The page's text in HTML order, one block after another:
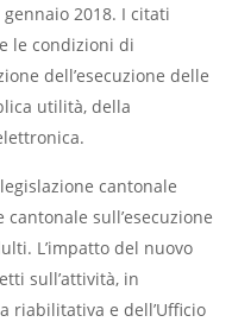
2018. I citati
le condizioni di
dell’esecuzione delle
utilità, della
cantonale
sull’esecuzione
L’impatto del nuovo
sull’attività, in
riabilitativa e dell’Ufficio